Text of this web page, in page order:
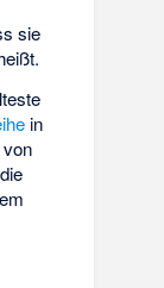
sie
in
von